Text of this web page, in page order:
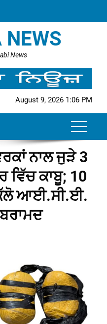
NEWS
News
August 9, 2026 1:06 PM
ਨਾਲ ਜੁੜੇ 3
ਵਿੱਚ ਕਾਬੂ; 10
ਆਈ.ਸੀ.ਈ.